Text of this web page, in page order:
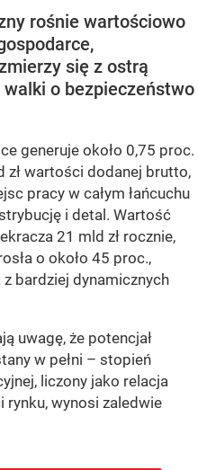
rośnie wartościowo
się z ostrą
o bezpieczeństwo
generuje około 0,75 proc.
zł wartości dodanej brutto,
pracy w całym łańcuchu
i detal. Wartość
21 mld zł rocznie,
o około 45 proc.,
bardziej dynamicznych
uwagę, że potencjał
w pełni – stopień
liczony jako relacja
wynosi zaledwie